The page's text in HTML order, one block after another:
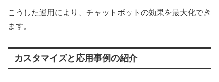
こうした運用により、チャットボットの効果を最大化でき
ます。
カスタマイズと応用事例の紹介